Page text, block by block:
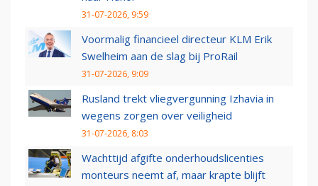
31-07-2026, 9:59
Voormalig financieel directeur KLM Erik
Swelheim aan de slag bij ProRail
31-07-2026, 9:09
Rusland trekt vliegvergunning Izhavia in
wegens zorgen over veiligheid
31-07-2026, 8:03
Wachttijd afgifte onderhoudslicenties
monteurs neemt af, maar krapte blijft